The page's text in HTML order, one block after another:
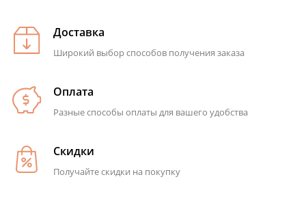
Доставка
Широкий выбор способов получения заказа
Оплата
Разные способы оплаты для вашего удобства
Скидки
Получайте скидки на покупку